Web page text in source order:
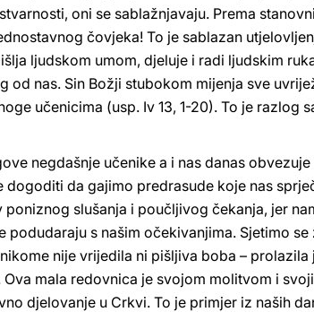
oni se sablažnjavaju. Prema
čovjeka! To je sablazan
ljudskom umom, djeluje i radi ljudskim
od nas. Sin Božji stubokom mijenja sve
učenicima (usp. Iv 13, 1-20). To je razlog
negdašnje učenike a i nas danas
dogoditi da gajimo predrasude koje nas
slušanja i poučljivog čekanja, jer
podudaraju s našim očekivanjima. Sjetimo
nije vrijedila ni pišljiva boba –
mala redovnica je svojom molitvom i
djelovanje u Crkvi. To je primjer iz naših